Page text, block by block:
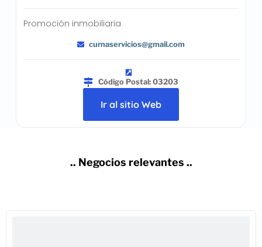
Promoción inmobiliaria
curnaservicios@gmail.com
Código Postal: 03203
Ir al sitio Web
.. Negocios relevantes ..